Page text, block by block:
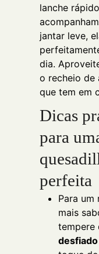
lanche
jantar leve,
dia.
o recheio de
que tem em
Dicas
para
perfeita
Para um
mais
tempere
desfiado